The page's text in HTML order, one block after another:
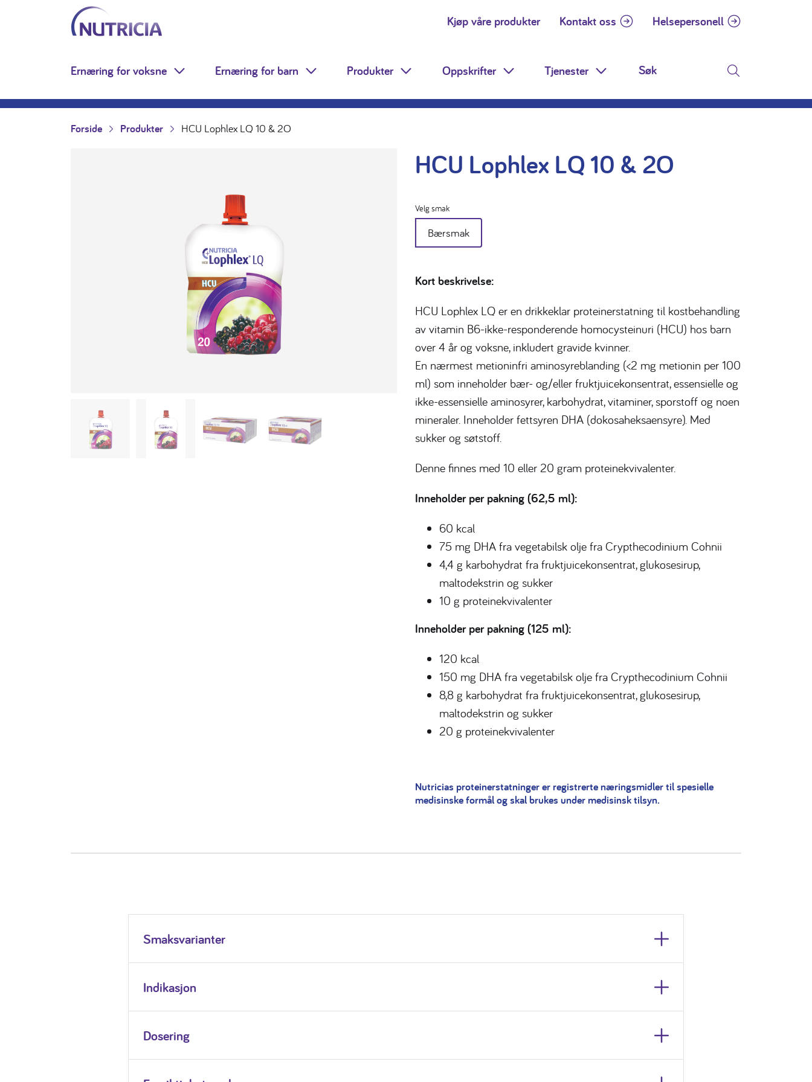
Hopp til innholdet
Nutricia.no Kjøp våre produkter Kontakt oss Helsepersonell
Ernæring for voksne Toggle Dropdown
Ernæring for barn Toggle Dropdown
Produkter Toggle Dropdown
Oppskrifter Toggle Dropdown
Tjenester Toggle Dropdown Søk
Forside Produkter HCU Lophlex LQ 10 & 2O
HCU Lophlex LQ 10 & 2O
Velg smak
Bærsmak
Kort beskrivelse:
HCU Lophlex LQ er en drikkeklar proteinerstatning til kostbehandling
av vitamin B6-ikke-responderende homocysteinuri (HCU) hos barn
over 4 år og voksne, inkludert gravide kvinner.
En nærmest metioninfri aminosyreblanding (<2 mg metionin per 100
ml) som inneholder bær- og/eller fruktjuicekonsentrat, essensielle og
ikke-essensielle aminosyrer, karbohydrat, vitaminer, sporstoff og noen
mineraler. Inneholder fettsyren DHA (dokosaheksaensyre). Med
sukker og søtstoff.
Denne finnes med 10 eller 20 gram proteinekvivalenter.
Inneholder per pakning (62,5 ml):
60 kcal
75 mg DHA fra vegetabilsk olje fra Crypthecodinium Cohnii
4,4 g karbohydrat fra fruktjuicekonsentrat, glukosesirup,
maltodekstrin og sukker
10 g proteinekvivalenter
Inneholder per pakning (125 ml):
120 kcal
150 mg DHA fra vegetabilsk olje fra Crypthecodinium Cohnii
8,8 g karbohydrat fra fruktjuicekonsentrat, glukosesirup,
maltodekstrin og sukker
20 g proteinekvivalenter
Nutricias proteinerstatninger er registrerte næringsmidler til spesielle
medisinske formål og skal brukes under medisinsk tilsyn.
Smaksvarianter
Indikasjon
Dosering